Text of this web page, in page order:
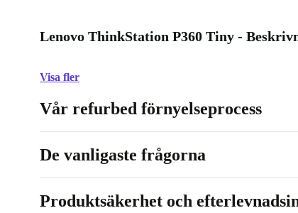
Lenovo ThinkStation P360 Tiny -
Visa fler
Vår refurbed förnyelseprocess
De vanligaste frågorna
Produktsäkerhet och